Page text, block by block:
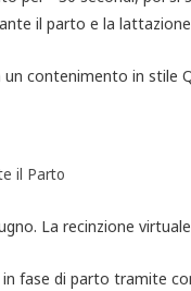
il parto e la
contenimento in stile
il Parto
La recinzione
fase di parto tramite